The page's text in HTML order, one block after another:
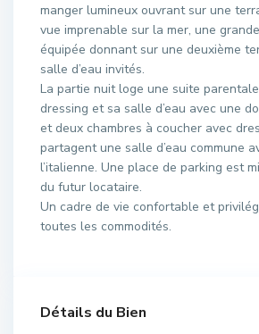
manger lumineux ouvrant sur une
vue imprenable sur la mer, une
équipée donnant sur une deuxième
salle d’eau invités.
La partie nuit loge une suite
dressing et sa salle d’eau avec une
et deux chambres à coucher avec
partagent une salle d’eau commune
l’italienne. Une place de parking est
du futur locataire.
Un cadre de vie confortable et
toutes les commodités.
Détails du Bien